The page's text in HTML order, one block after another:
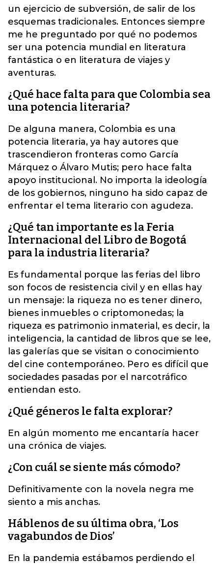
un ejercicio de subversión, de salir de los
esquemas tradicionales. Entonces siempre
me he preguntado por qué no podemos
ser una potencia mundial en literatura
fantástica o en literatura de viajes y
aventuras.
¿Qué hace falta para que Colombia sea
una potencia literaria?
De alguna manera, Colombia es una
potencia literaria, ya hay autores que
trascendieron fronteras como García
Márquez o Álvaro Mutis; pero hace falta
apoyo institucional. No importa la ideología
de los gobiernos, ninguno ha sido capaz de
enfrentar el tema literario con agudeza.
¿Qué tan importante es la Feria
Internacional del Libro de Bogotá
para la industria literaria?
Es fundamental porque las ferias del libro
son focos de resistencia civil y en ellas hay
un mensaje: la riqueza no es tener dinero,
bienes inmuebles o criptomonedas; la
riqueza es patrimonio inmaterial, es decir, la
inteligencia, la cantidad de libros que se lee,
las galerías que se visitan o conocimiento
del cine contemporáneo. Pero es difícil que
sociedades pasadas por el narcotráfico
entiendan esto.
¿Qué géneros le falta explorar?
En algún momento me encantaría hacer
una crónica de viajes.
¿Con cuál se siente más cómodo?
Definitivamente con la novela negra me
siento a mis anchas.
Háblenos de su última obra, ‘Los
vagabundos de Dios’
En la pandemia estábamos perdiendo el